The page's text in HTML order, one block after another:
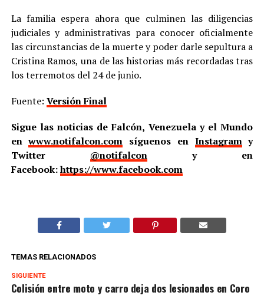
La familia espera ahora que culminen las diligencias
judiciales y administrativas para conocer oficialmente
las circunstancias de la muerte y poder darle sepultura a
Cristina Ramos, una de las historias más recordadas tras
los terremotos del 24 de junio.
Fuente: Versión Final
Sigue las noticias de Falcón, Venezuela y el Mundo
enwww.notifalcon.com síguenos en Instagramy
Twitter @notifalcony en
Facebook:https://www.facebook.com
TEMAS RELACIONADOS
SIGUIENTE
Colisión entre moto y carro deja dos lesionados en Coro